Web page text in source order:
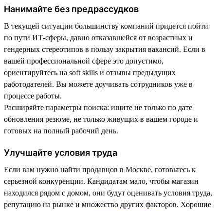
Нанимайте без предрассудков
В текущей ситуации большинству компаний придется пойти
по пути ИТ-сферы, давно отказавшейся от возрастных и
гендерных стереотипов в пользу закрытия вакансий. Если в
вашей профессиональной сфере это допустимо,
ориентируйтесь на soft skills и отзывы предыдущих
работодателей. Вы можете доучивать сотрудников уже в
процессе работы.
Расширяйте параметры поиска: ищите не только по дате
обновления резюме, не только живущих в вашем городе и
готовых на полный рабочий день.
Улучшайте условия труда
Если вам нужно найти продавцов в Москве, готовьтесь к
серьезной конкуренции. Кандидатам мало, чтобы магазин
находился рядом с домом, они будут оценивать условия труда,
репутацию на рынке и множество других факторов. Хорошие